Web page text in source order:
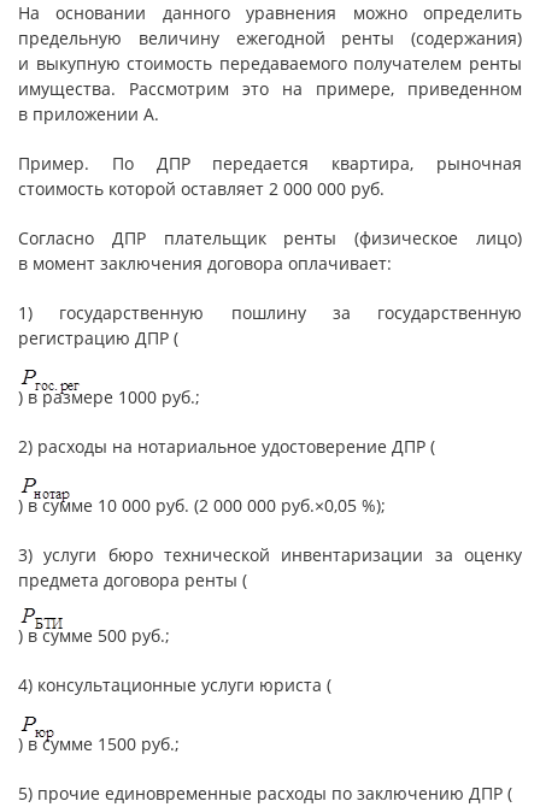
На основании данного уравнения можно определить
предельную величину ежегодной ренты (содержания)
и выкупную стоимость передаваемого получателем ренты
имущества. Рассмотрим это на примере, приведенном
в приложении А.
Пример. По ДПР передается квартира, рыночная
стоимость которой оставляет 2 000 000 руб.
Согласно ДПР плательщик ренты (физическое лицо)
в момент заключения договора оплачивает:
1) государственную пошлину за государственную
регистрацию ДПР (
) в размере 1000 руб.;
2) расходы на нотариальное удостоверение ДПР (
) в сумме 10 000 руб. (2 000 000 руб.×0,05 %);
3) услуги бюро технической инвентаризации за оценку
предмета договора ренты (
) в сумме 500 руб.;
4) консультационные услуги юриста (
) в сумме 1500 руб.;
5) прочие единовременные расходы по заключению ДПР (